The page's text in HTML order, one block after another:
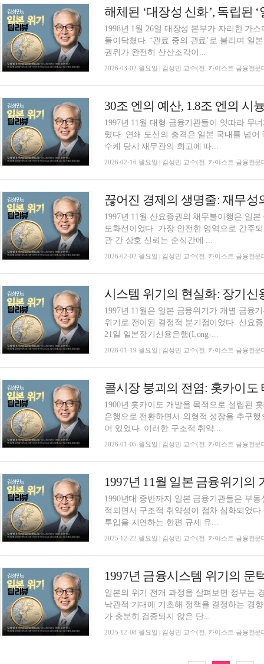
1998년 1월 26일 대장성 본부가 자리한 가
들이닥쳤다. ‘관료 중의 관료’로 불리며 일
권위가 완전히 산산조각이...
2026-03-02 월요일 | 김성민 교수(전. 카이스트 금융전문
1997년 11월 대형 금융기관들이 잇따라 무
렸다. 연쇄 도산의 충격은 일본 국내를 넘
수케 당시 재무관의 회고에 따...
2026-02-16 월요일 | 김성민 교수(전. 카이스트 금융전문
1997년 11월 산요증권의 채무불이행은 일
도화선이었다. 가장 안전한 영역으로 간주
관 간 상호 신뢰는 순식간에 ...
2026-02-02 월요일 | 김성민 교수(전. 카이스트 금융전문
1997년 11월은 일본 금융위기가 개별 금융
위기로 전이된 결정적 분기점이었다. 산요
21일 일본장기신용은행(Long-...
2026-01-19 월요일 | 김성민 교수(전. 카이스트 금융전문
1900년 홋카이도 개발을 목적으로 설립된
은행으로 전환하면서 외형적 성장을 추구
어 있었다. 이러한 구조적 취약...
2026-01-05 월요일 | 김성민 교수(전. 카이스트 금융전문
1990년대 중반까지 일본 금융기관들은 부
적되면서 구조적 취약성이 점차 심화되었
투입을 지연하는 한편 규제 유...
2025-12-22 월요일 | 김성민 교수(전. 카이스트 금융전문
일본의 위기 전개 과정을 살펴보면 정부는
낙관적 기대에 기초해 정책을 결정하는 경
가 충분히 검증되지 않은 단...
2025-12-08 월요일 | 김성민 교수(전. 카이스트 금융전문